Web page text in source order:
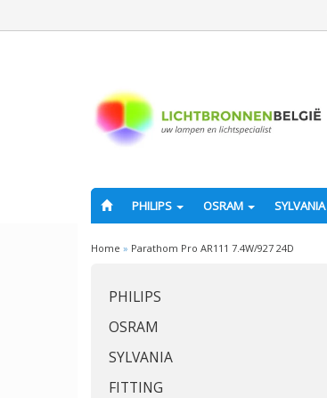
PHILIPS OSRAM SYLVANIA
Home » Parathom Pro AR111 7.4W/927 24D
PHILIPS
OSRAM
SYLVANIA
FITTING